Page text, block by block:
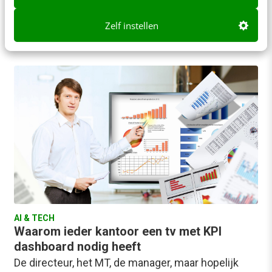
Zelf instellen
jaloers op te zijn. Tenminste, dat zou je…
Sandra van Heeswijk· 12 jaar geleden
AI & TECH
Waarom ieder kantoor een tv met KPI
dashboard nodig heeft
De directeur, het MT, de manager, maar hopelijk